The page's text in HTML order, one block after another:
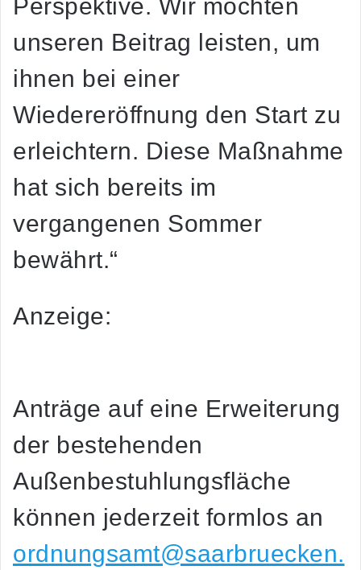
Perspektive. Wir möchten
unseren Beitrag leisten, um
ihnen bei einer
Wiedereröffnung den Start zu
erleichtern. Diese Maßnahme
hat sich bereits im
vergangenen Sommer
bewährt.“
Anzeige:
Anträge auf eine Erweiterung
der bestehenden
Außenbestuhlungsfläche
können jederzeit formlos an
ordnungsamt@saarbruecken.